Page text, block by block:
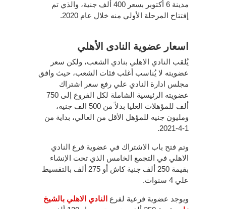
مدينة 6 أكتوبر بسعر 400 ألف جنية، والذي تم
إفتتاح المرحلة الأولي منه خلال عام 2020.
اسعار عضوية النادى الأهلي
يُلقب النادي الاهلي بنادي الشعب، ولكن سعر
عضويته لا يُناسب أغلب فئات الشعب، حيث وافق
مجلس ادارة النادي علي رفع سعر اشتراك
عضويته الرئيسية الشاملة لكل الفروع إلى 750
ألف للمؤهلات العليا بدلاً من 500 الف جنيه،
ومليون جنيه للمؤهل الأقل من العالي، بداية من
1-4-2021.
وتم فتح باب الاشتراك في عضوية فرع النادي
الاهلي في التجمع الخامس الذي تحت الإنشاء
بقيمة 250 ألف جنية كاش أو 275 ألف بالتقسيط
علي 4 سنوات.
ويوجد عضوية فرعية لفرع النادي الاهلي بالشيخ